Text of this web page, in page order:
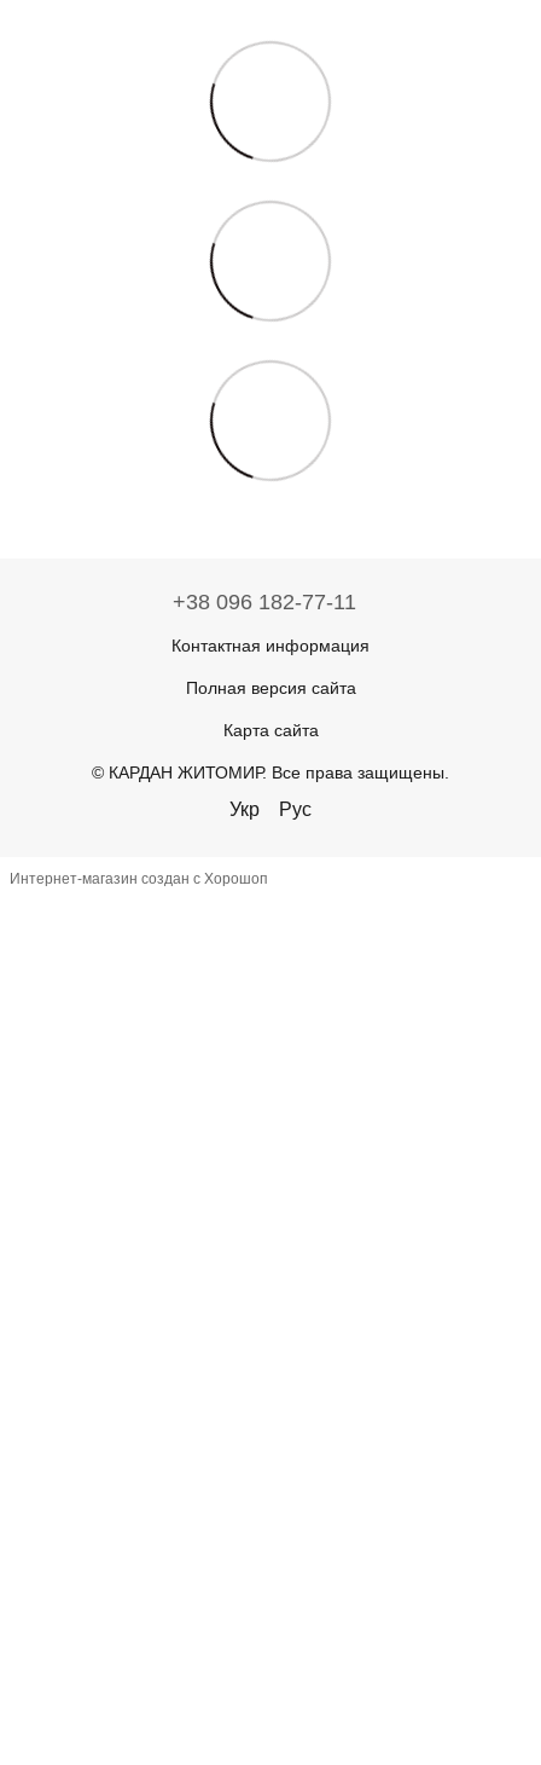
+38 096 182-77-11
Контактная информация
Полная версия сайта
Карта сайта
© КАРДАН ЖИТОМИР. Все права защищены.
Укр Рус
Интернет-магазин создан с Хорошоп